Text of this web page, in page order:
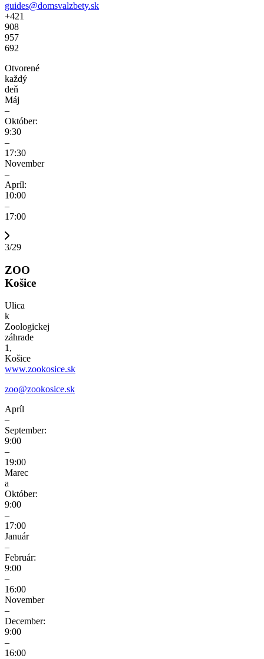
guides@domsvalzbety.sk
+421
908
957
692
Otvorené
každý
deň
Máj
–
Október:
9:30
–
17:30
November
–
Apríl:
10:00
–
17:00
3/29
ZOO
Košice
Ulica
k
Zoologickej
záhrade
1,
Košice
www.zookosice.sk
zoo@zookosice.sk
Apríl
–
September:
9:00
–
19:00
Marec
a
Október:
9:00
–
17:00
Január
–
Február:
9:00
–
16:00
November
–
December:
9:00
–
16:00